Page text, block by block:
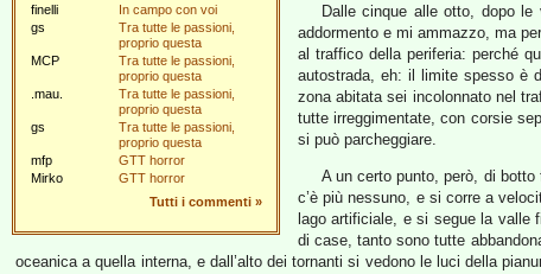
finelli
In campo con voi
gs
Tra tutte le passioni,
proprio questa
MCP
Tra tutte le passioni,
proprio questa
.mau.
Tra tutte le passioni,
proprio questa
gs
Tra tutte le passioni,
proprio questa
mfp
GTT horror
Mirko
GTT horror
Tutti i commenti »
Dalle cinque alle otto, dopo
addormento e mi ammazzo, ma
al traffico della periferia: perché
autostrada, eh: il limite spesso è
zona abitata sei incolonnato nel
tutte irreggimentate, con corsie
si può parcheggiare.
A un certo punto, però, di
c’è più nessuno, e si corre a
lago artificiale, e si segue la valle
di case, tanto sono tutte
oceanica a quella interna, e dall’alto dei tornanti si vedono le luci della